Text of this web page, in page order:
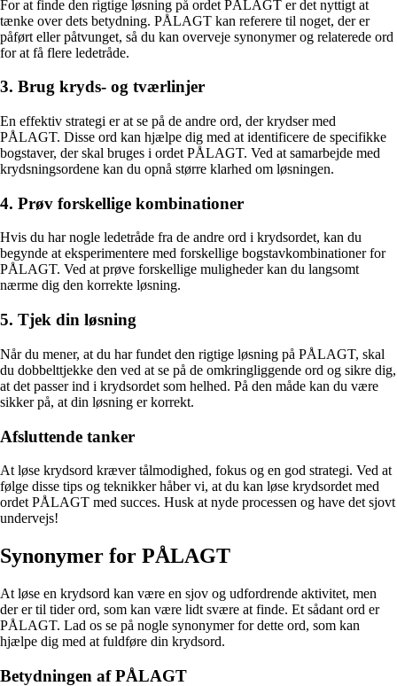
For at finde den rigtige løsning på ordet PÅLAGT er det nyttigt at
tænke over dets betydning. PÅLAGT kan referere til noget, der er
påført eller påtvunget, så du kan overveje synonymer og relaterede ord
for at få flere ledetråde.
3. Brug kryds- og tværlinjer
En effektiv strategi er at se på de andre ord, der krydser med
PÅLAGT. Disse ord kan hjælpe dig med at identificere de specifikke
bogstaver, der skal bruges i ordet PÅLAGT. Ved at samarbejde med
krydsningsordene kan du opnå større klarhed om løsningen.
4. Prøv forskellige kombinationer
Hvis du har nogle ledetråde fra de andre ord i krydsordet, kan du
begynde at eksperimentere med forskellige bogstavkombinationer for
PÅLAGT. Ved at prøve forskellige muligheder kan du langsomt
nærme dig den korrekte løsning.
5. Tjek din løsning
Når du mener, at du har fundet den rigtige løsning på PÅLAGT, skal
du dobbelttjekke den ved at se på de omkringliggende ord og sikre dig,
at det passer ind i krydsordet som helhed. På den måde kan du være
sikker på, at din løsning er korrekt.
Afsluttende tanker
At løse krydsord kræver tålmodighed, fokus og en god strategi. Ved at
følge disse tips og teknikker håber vi, at du kan løse krydsordet med
ordet PÅLAGT med succes. Husk at nyde processen og have det sjovt
undervejs!
Synonymer for PÅLAGT
At løse en krydsord kan være en sjov og udfordrende aktivitet, men
der er til tider ord, som kan være lidt svære at finde. Et sådant ord er
PÅLAGT. Lad os se på nogle synonymer for dette ord, som kan
hjælpe dig med at fuldføre din krydsord.
Betydningen af PÅLAGT